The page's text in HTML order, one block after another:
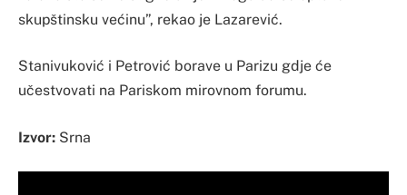
skupštinsku većinu”, rekao je Lazarević.
Stanivuković i Petrović borave u Parizu gdje će
učestvovati na Pariskom mirovnom forumu.
Izvor: Srna